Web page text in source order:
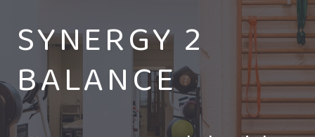
SYNERGY 2
BALANCE